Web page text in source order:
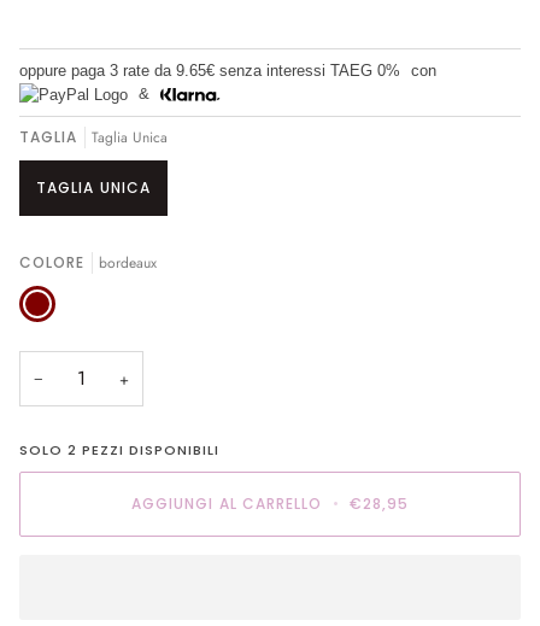
oppure paga 3 rate da 9.65€ senza interessi TAEG 0%
con
&
TAGLIA Taglia Unica
TAGLIA UNICA
COLORE bordeaux
bordeaux
− +
SOLO2 PEZZI DISPONIBILI
AGGIUNGI AL CARRELLO • €28,95